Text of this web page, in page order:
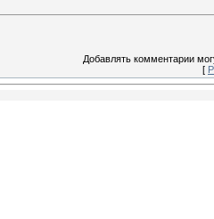
Добавлять комментарии
[